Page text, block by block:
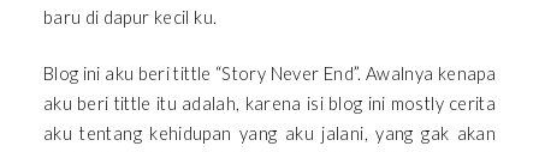
baru di dapur kecil ku.
Blog ini aku beri tittle “Story Never End”. Awalnya kenapa
aku beri tittle itu adalah, karena isi blog ini mostly cerita
aku tentang kehidupan yang aku jalani, yang gak akan